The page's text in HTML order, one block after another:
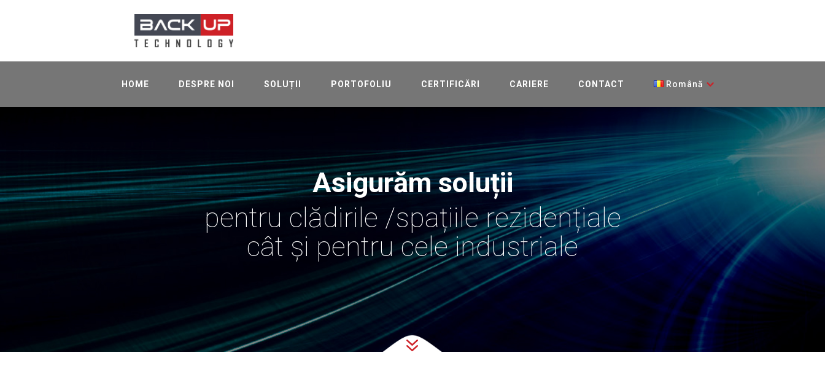
HOME DESPRE NOI SOLUȚII PORTOFOLIU CERTIFICĂRI CARIERE CONTACT Română
Asigurăm soluții
pentru clădirile /spațiile rezidențiale
cât și pentru cele industriale
7
INCEDIU
SISTEME DE
TELECOMUNICAȚII
ACCES HOTELIER
SONORIZARE & ANUNȚURI
INTERFONIE & VIDEOINTERFONIE